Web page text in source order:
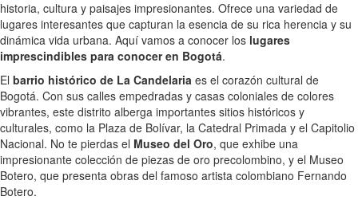
historia, cultura y paisajes impresionantes. Ofrece una variedad de
lugares interesantes que capturan la esencia de su rica herencia y su
dinámica vida urbana. Aquí vamos a conocer los lugares
imprescindibles para conocer en Bogotá.
El barrio histórico de La Candelaria es el corazón cultural de
Bogotá. Con sus calles empedradas y casas coloniales de colores
vibrantes, este distrito alberga importantes sitios históricos y
culturales, como la Plaza de Bolívar, la Catedral Primada y el Capitolio
Nacional. No te pierdas el Museo del Oro, que exhibe una
impresionante colección de piezas de oro precolombino, y el Museo
Botero, que presenta obras del famoso artista colombiano Fernando
Botero.